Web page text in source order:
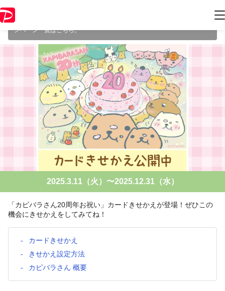
ージ内の情報はキャンペーン終了時点のものになります。
ンペーン一覧はこちら。
2025.3.11（火）〜2025.12.31（水）
「カピバラさん20周年お祝い」カードきせかえが登場！ぜひこの
機会にきせかえをしてみてね！
カードきせかえ
きせかえ設定方法
カピバラさん 概要